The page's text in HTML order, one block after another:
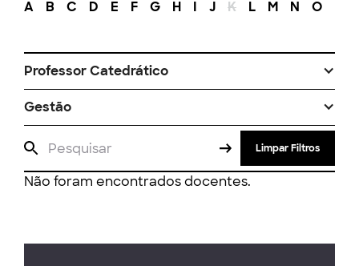
A B C D E F G H I J K L M N O
Professor Catedrático
Gestão
Limpar Filtros
Não foram encontrados docentes.